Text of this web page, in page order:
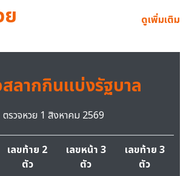
ดูเพิ่มเติม
ลากกินแบ่งรัฐบาล
ตรวจหวย 1 สิงหาคม 2569
เลขท้าย 2
ตัว
เลขหน้า 3
ตัว
เลขท้าย 3
ตัว